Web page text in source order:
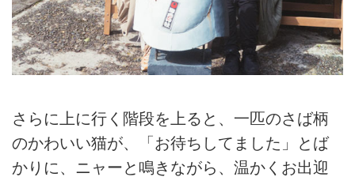
さらに上に行く階段を上ると、一匹のさば柄
のかわいい猫が、「お待ちしてました」とば
かりに、ニャーと鳴きながら、温かくお出迎